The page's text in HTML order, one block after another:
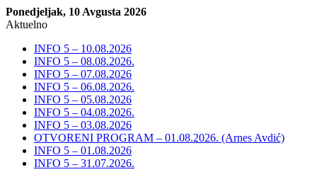
Ponedjeljak, 10 Avgusta 2026
Aktuelno
INFO 5 – 10.08.2026
INFO 5 – 08.08.2026.
INFO 5 – 07.08.2026
INFO 5 – 06.08.2026.
INFO 5 – 05.08.2026
INFO 5 – 04.08.2026.
INFO 5 – 03.08.2026
OTVORENI PROGRAM – 01.08.2026. (Arnes Avdić)
INFO 5 – 01.08.2026
INFO 5 – 31.07.2026.